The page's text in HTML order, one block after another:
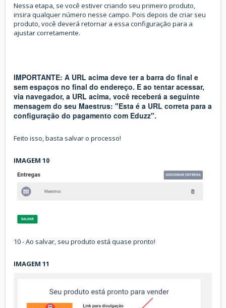
Nessa etapa, se você estiver criando seu primeiro produto,
insira qualquer número nesse campo. Pois depois de criar seu
produto, você deverá retornar a essa configuração para a
ajustar corretamente.
IMPORTANTE: A URL acima deve ter a barra do final e
sem espaços no final do endereço. E ao tentar acessar,
via navegador, a URL acima, você receberá a seguinte
mensagem do seu Maestrus: "Esta é a URL correta para a
configuração do pagamento com Eduzz".
Feito isso, basta salvar o processo!
IMAGEM 10
10 - Ao salvar, seu produto está quase pronto!
IMAGEM 11